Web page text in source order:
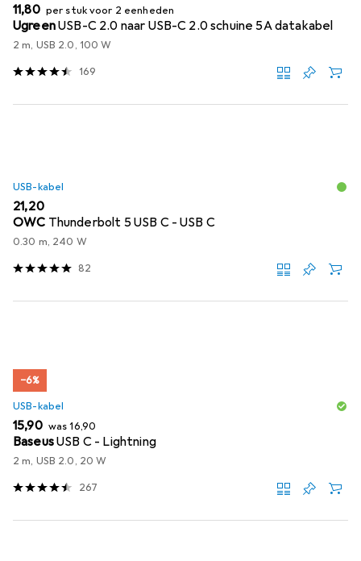
EUR
11,80 per stuk voor 2 eenheden
UgreenUSB-C 2.0 naar USB-C 2.0 schuine 5A datakabel
2 m, USB 2.0, 100 W
169
USB-kabel
EUR
21,20
OWC Thunderbolt 5 USB C - USB C
0.30 m, 240 W
82
−6%
USB-kabel
EUR
15,90 wasEUR
16,90
BaseusUSB C - Lightning
2 m, USB 2.0, 20 W
267